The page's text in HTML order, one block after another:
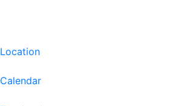
Location
Calendar